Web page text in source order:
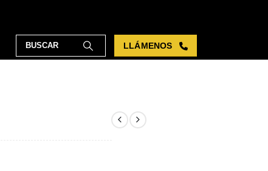
LLÁMENOS